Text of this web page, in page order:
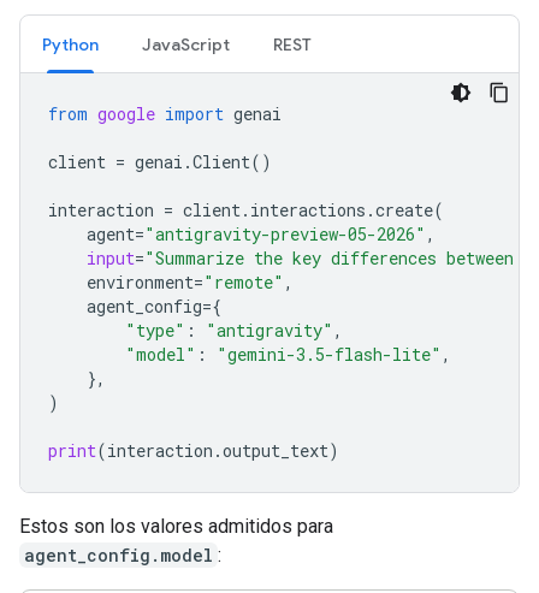
Python JavaScript REST
from google import genai
client = genai .Client()
interaction = client. interactions .create(
agent="antigravity-preview-05-2026" ,
input="Summarize the key differences
environment="remote" ,
agent_config={
"type" : "antigravity" ,
"model" : "gemini-3.5-flash-lite" ,
},
)
print(interaction .output_text)
Estos son los valores admitidos para
agent_config.model :